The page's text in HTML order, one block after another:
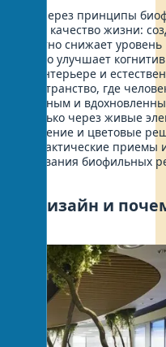
через принципы
качество жизни:
заметно снижает уровень
улучшает
в интерьере и
пространство, где
защищенным и
не только через живые
освещение и цветовые
практические приемы
биофильных
дизайн и